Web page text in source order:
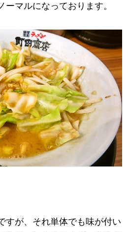
ーマルになっております。
すが、それ単体でも味が付い